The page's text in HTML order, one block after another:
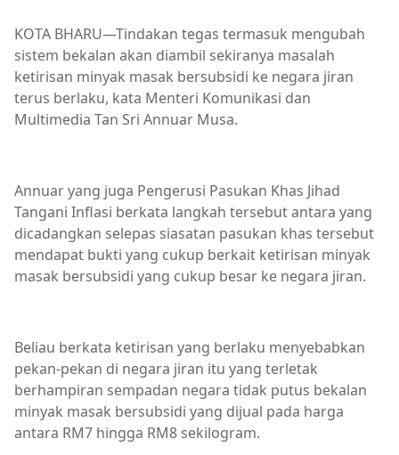
KOTA BHARU—Tindakan tegas termasuk mengubah
sistem bekalan akan diambil sekiranya masalah
ketirisan minyak masak bersubsidi ke negara jiran
terus berlaku, kata Menteri Komunikasi dan
Multimedia Tan Sri Annuar Musa.
Annuar yang juga Pengerusi Pasukan Khas Jihad
Tangani Inflasi berkata langkah tersebut antara yang
dicadangkan selepas siasatan pasukan khas tersebut
mendapat bukti yang cukup berkait ketirisan minyak
masak bersubsidi yang cukup besar ke negara jiran.
Beliau berkata ketirisan yang berlaku menyebabkan
pekan-pekan di negara jiran itu yang terletak
berhampiran sempadan negara tidak putus bekalan
minyak masak bersubsidi yang dijual pada harga
antara RM7 hingga RM8 sekilogram.